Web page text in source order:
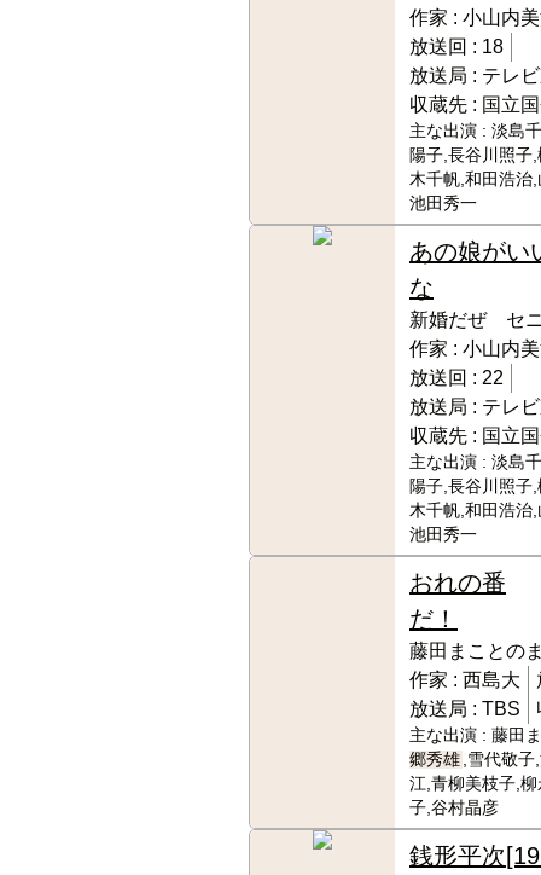
作家 : 小山内
放送回 : 18
放送局 : テレ
収蔵先 : 国立
主な出演 : 淡島
陽子,長谷川照子
木千帆,和田浩治
池田秀一
あの娘がい
な
新婚だぜ セ
作家 : 小山内
放送回 : 22
放送局 : テレ
収蔵先 : 国立
主な出演 : 淡島
陽子,長谷川照子
木千帆,和田浩治
池田秀一
おれの番
だ！
藤田まことの
作家 : 西島大
放送局 : TBS
主な出演 : 藤田
郷秀雄 ,雪代敬
江,青柳美枝子,
子,谷村晶彦
銭形平次